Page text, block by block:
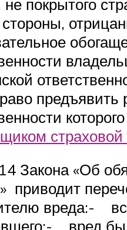
покрытого
Закона «Об
приводит
вреда:-
вред